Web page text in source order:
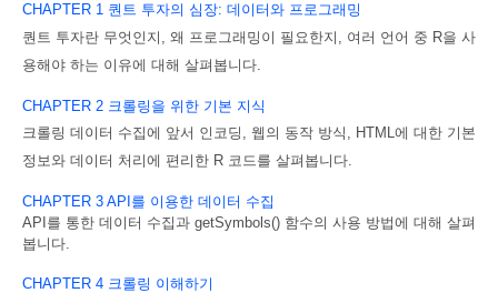
CHAPTER 1 퀀트 투자의 심장: 데이터와 프로그래밍
퀀트 투자란 무엇인지 , 왜 프로그래밍이 필요한지 , 여러 언어 중 R을 사
용해야 하는 이 유에 대해 살펴봅니다.
CHAPTER 2 크롤링을 위한 기본 지식
크롤링 데이터 수집에 앞서 인코딩 , 웹의 동작 방식 , HTML에 대한 기본
정보와 데이터 처리에 편리한 R 코드를 살펴봅니다.
CHAPTER 3 API 를 이용한 데이터 수집
API 를 통한 데이터 수집과 getSymbols() 함수의 사용 방법에 대해 살펴
봅니다.
CHAPTER 4 크롤링 이해하기